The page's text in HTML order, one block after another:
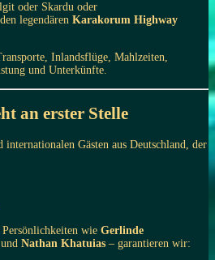
oder Skardu oder
legendären Karakorum Highway
Inlandsflüge, Mahlzeiten,
und Unterkünfte.
an erster Stelle
Gästen aus Deutschland, der
wie Gerlinde
und Nathan Khatuias – garantieren wir: